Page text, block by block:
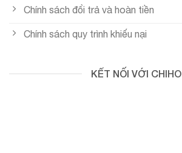
Chính sách đổi trả và hoàn tiền
Chính sách quy trình khiếu nại
KẾT NỐI VỚI CHIHO